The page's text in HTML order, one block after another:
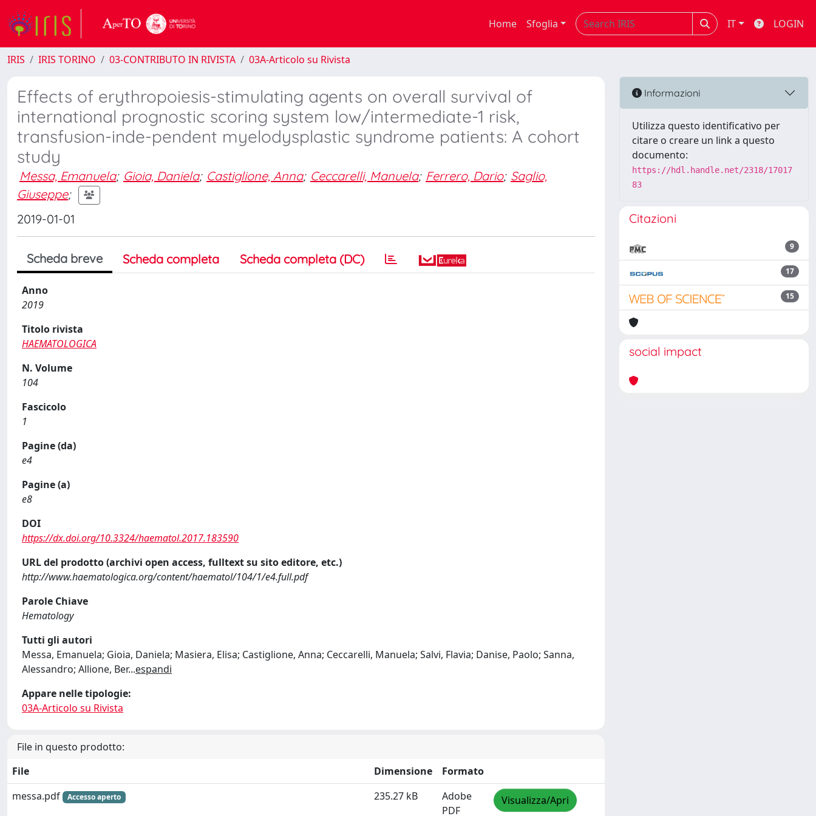
Home Sfoglia IT LOGIN
IRIS IRIS TORINO 03-CONTRIBUTO IN RIVISTA 03A-Articolo su Rivista
Effects of erythropoiesis-stimulating agents on overall survival of
international prognostic scoring system low/intermediate-1 risk,
transfusion-inde-pendent myelodysplastic syndrome patients: A cohort
study
Messa, Emanuela; Gioia, Daniela; Castiglione, Anna; Ceccarelli, Manuela; Ferrero, Dario; Saglio,
Giuseppe;
2019-01-01
Scheda breve Scheda completa Scheda completa (DC)
Anno
2019
Titolo rivista
HAEMATOLOGICA
N. Volume
104
Fascicolo
1
Pagine (da)
e4
Pagine (a)
e8
DOI
https://dx.doi.org/10.3324/haematol.2017.183590
URL del prodotto (archivi open access, fulltext su sito editore, etc.)
http://www.haematologica.org/content/haematol/104/1/e4.full.pdf
Parole Chiave
Hematology
Tutti gli autori
Messa, Emanuela; Gioia, Daniela; Masiera, Elisa; Castiglione, Anna; Ceccarelli, Manuela; Salvi, Flavia; Danise, Paolo; Sanna,
Alessandro; Allione, Ber...espandi
Appare nelle tipologie:
03A-Articolo su Rivista
File in questo prodotto:
File
Dimensione
Formato
messa.pdf
Accesso aperto 235.27 kB
Adobe
PDF
Visualizza/Apri
Informazioni
Utilizza questo identificativo per
citare o creare un link a questo
documento:
https://hdl.handle.net/2318/17017
83
Citazioni
9
17
15
social impact